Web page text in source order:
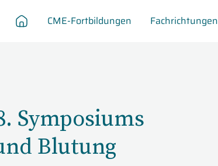
CME-Fortbildungen Fachrichtungen
Symposiums
Blutung